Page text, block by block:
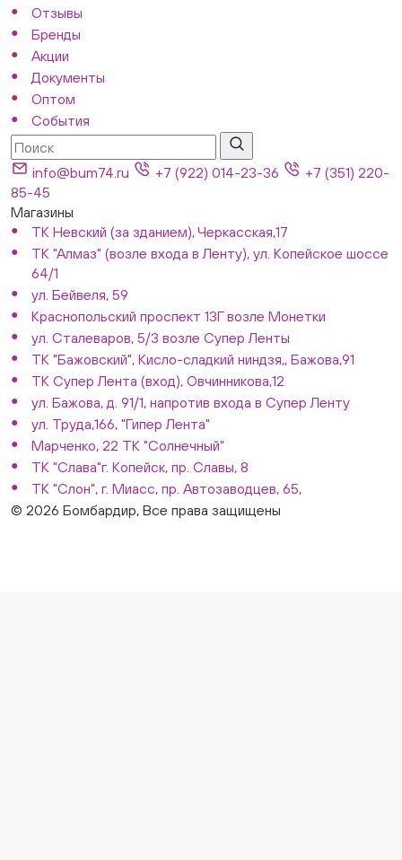
Отзывы
Бренды
Акции
Документы
Оптом
События
info@bum74.ru +7 (922) 014-23-36
+7 (351) 220-
85-45
Магазины
ТК Невский (за зданием), Черкасская,17
ТК "Алмаз" (возле входа в Ленту), ул. Копейское шоссе
64/1
ул. Бейвеля, 59
Краснопольский проспект 13Г возле Монетки
ул. Сталеваров, 5/3 возле Супер Ленты
ТК "Бажовский", Кисло-сладкий ниндзя,, Бажова,91
ТК Супер Лента (вход), Овчинникова,12
ул. Бажова, д. 91/1, напротив входа в Супер Ленту
ул. Труда,166, "Гипер Лента"
Марченко, 22 ТК "Солнечный"
ТК "Слава"г. Копейск, пр. Славы, 8
ТК "Слон", г. Миасс, пр. Автозаводцев, 65,
© 2026 Бомбардир, Все права защищены